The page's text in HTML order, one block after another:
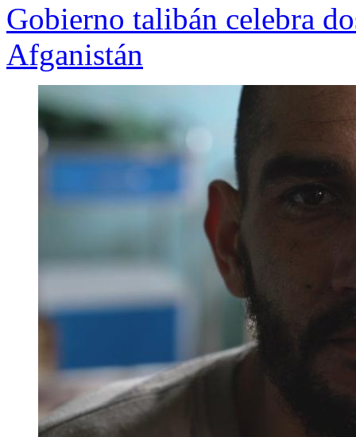
Gobierno talibán celebra
Afganistán